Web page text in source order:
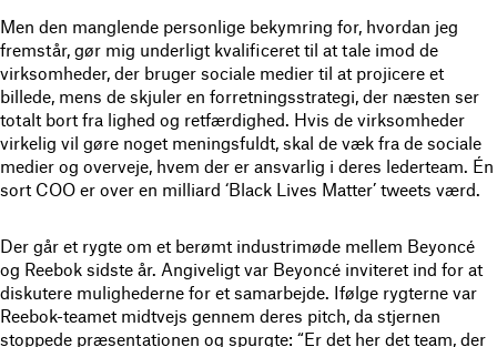
Men den manglende personlige bekymring for, hvordan jeg
fremstår, gør mig underligt kvalificeret til at tale imod de
virksomheder, der bruger sociale medier til at projicere et
billede, mens de skjuler en forretningsstrategi, der næsten ser
totalt bort fra lighed og retfærdighed. Hvis de virksomheder
virkelig vil gøre noget meningsfuldt, skal de væk fra de sociale
medier og overveje, hvem der er ansvarlig i deres lederteam. Én
sort COO er over en milliard ‘Black Lives Matter’ tweets værd.
Der går et rygte om et berømt industrimøde mellem Beyoncé
og Reebok sidste år. Angiveligt var Beyoncé inviteret ind for at
diskutere mulighederne for et samarbejde. Ifølge rygterne var
Reebok-teamet midtvejs gennem deres pitch, da stjernen
stoppede præsentationen og spurgte: “Er det her det team, der